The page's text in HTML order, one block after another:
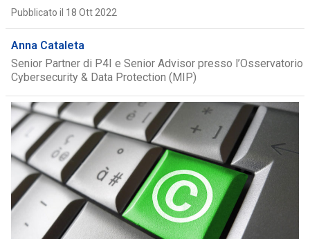
Pubblicato il 18 Ott 2022
Anna Cataleta
Senior Partner di P4I e Senior Advisor presso l’Osservatorio
Cybersecurity & Data Protection (MIP)